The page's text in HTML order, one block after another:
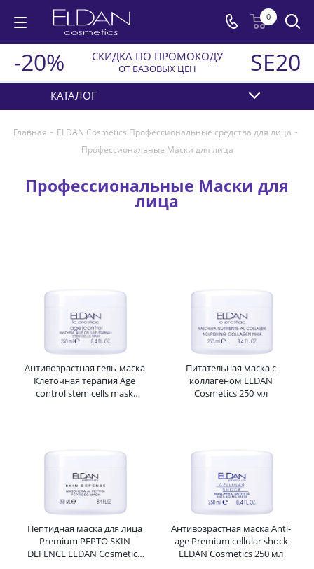
0
-20% СКИДКА ПО ПРОМОКОДУ
ОТ БАЗОВЫХ ЦЕН SE20
КАТАЛОГ
Главная - ELDAN Cosmetics Профессиональные средства для лица -
Профессиональные Маски для лица
Профессиональные Маски для
лица
Антивозрастная гель-маска
Клеточная терапия Age
control stem cells mask
Питательная маска с
коллагеном ELDAN
Cosmetics 250 мл
Пептидная маска для лица
Premium PEPTO SKIN
DEFENCE ELDAN Cosmetics
Антивозрастная маска Anti-
age Premium cellular shock
ELDAN Cosmetics 250 мл